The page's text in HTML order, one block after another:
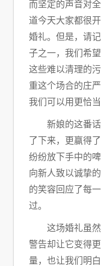
而坚定的声音对
道今天大家都很
婚礼。但是，请
子之一，我们希
这些难以清理的
重这个场合的庄
我们可以用更恰
新娘的这番
了下来，更赢得
纷纷放下手中的
向新人致以诚挚
的笑容回应了每
过。
这场婚礼虽
警告却让它变得
量，也让我们明